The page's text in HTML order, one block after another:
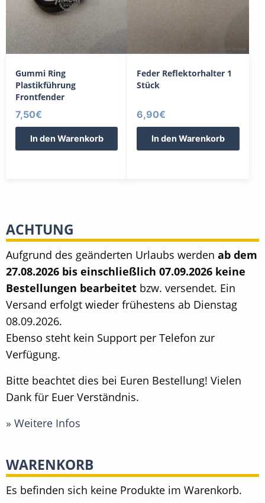
Gummi Ring
Plastikführung
Frontfender
7,50€
In den Warenkorb
Feder Reflektorhalter 1
Stück
6,90€
In den Warenkorb
ACHTUNG
Aufgrund des geänderten Urlaubs werden ab dem
27.08.2026 bis einschließlich 07.09.2026 keine
Bestellungen bearbeitet bzw. versendet. Ein
Versand erfolgt wieder frühestens ab Dienstag
08.09.2026.
Ebenso steht kein Support per Telefon zur
Verfügung.
Bitte beachtet dies bei Euren Bestellung! Vielen
Dank für Euer Verständnis.
» Weitere Infos
WARENKORB
Es befinden sich keine Produkte im Warenkorb.